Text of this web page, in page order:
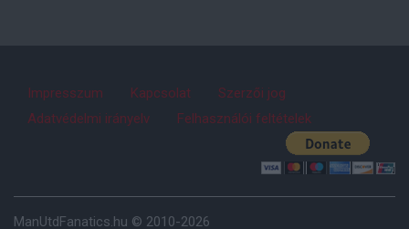
Impresszum Kapcsolat
Szerzői jog
Adatvédelmi irányelv
Felhasználói feltételek
ManUtdFanatics.hu © 2010-2026